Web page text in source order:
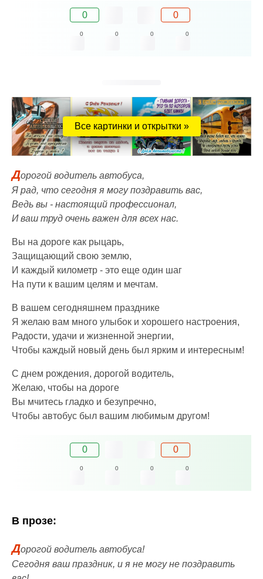
0 0
0 0 0 0
Все картинки и открытки »
Дорогой водитель автобуса,
Я рад, что сегодня я могу поздравить вас,
Ведь вы - настоящий профессионал,
И ваш труд очень важен для всех нас.
Вы на дороге как рыцарь,
Защищающий свою землю,
И каждый километр - это еще один шаг
На пути к вашим целям и мечтам.
В вашем сегодняшнем празднике
Я желаю вам много улыбок и хорошего настроения,
Радости, удачи и жизненной энергии,
Чтобы каждый новый день был ярким и интересным!
С днем рождения, дорогой водитель,
Желаю, чтобы на дороге
Вы мчитесь гладко и безупречно,
Чтобы автобус был вашим любимым другом!
0 0
0 0 0 0
В прозе:
Дорогой водитель автобуса!
Сегодня ваш праздник, и я не могу не поздравить